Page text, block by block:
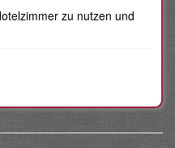
zu nutzen und